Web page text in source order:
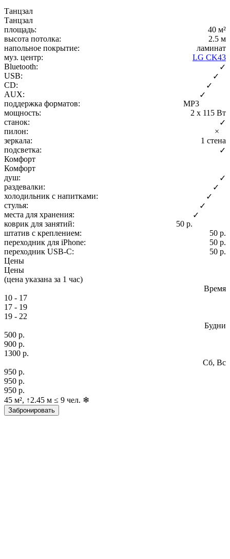
Танцзал
Танцзал
площадь:
40 м²
высота потолка:
2.5 м
напольное покрытие:
ламинат
муз. центр:
LG CK43
Bluetooth:
✓
USB:
✓
CD:
✓
AUX:
✓
поддержка форматов:
MP3
мощность:
2 x 115 Вт
станок:
✓
пилон:
×
зеркала:
1 стена
подсветка:
✓
Комфорт
Комфорт
душ:
✓
раздевалки:
✓
холодильник с напитками:
✓
стулья:
✓
места для хранения:
✓
коврик для занятий:
50 р.
штатив с креплением:
50 р.
переходник для iPhone:
50 р.
переходник USB-C:
50 р.
Цены
Цены
(цена указана за 1 час)
Время
10 - 17
17 - 19
19 - 22
Будни
500 р.
900 р.
1300 р.
Сб, Вс
950 р.
950 р.
950 р.
45 м², ↑2.45 м ≤ 9 чел. ❄
Забронировать